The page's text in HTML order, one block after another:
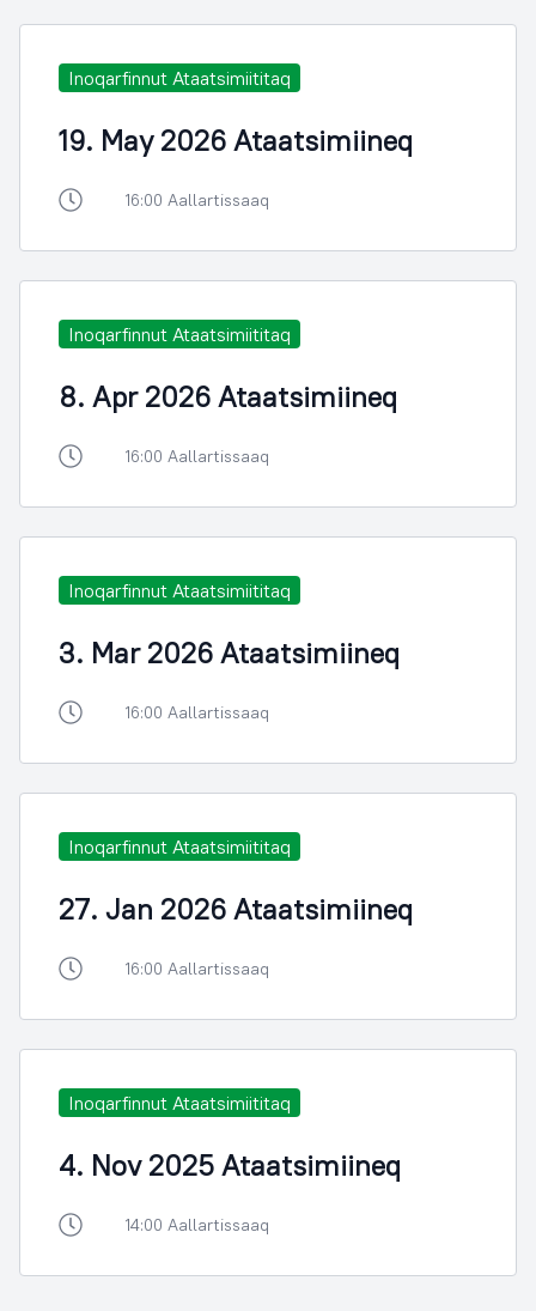
Inoqarfinnut Ataatsimiititaq
19. May 2026 Ataatsimiineq
16:00 Aallartissaaq
Inoqarfinnut Ataatsimiititaq
8. Apr 2026 Ataatsimiineq
16:00 Aallartissaaq
Inoqarfinnut Ataatsimiititaq
3. Mar 2026 Ataatsimiineq
16:00 Aallartissaaq
Inoqarfinnut Ataatsimiititaq
27. Jan 2026 Ataatsimiineq
16:00 Aallartissaaq
Inoqarfinnut Ataatsimiititaq
4. Nov 2025 Ataatsimiineq
14:00 Aallartissaaq